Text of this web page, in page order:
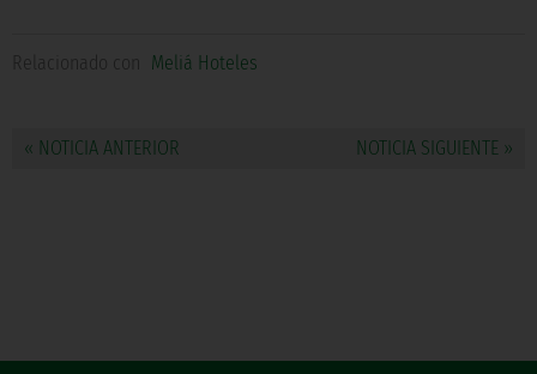
Relacionado con Meliá Hoteles
« NOTICIA ANTERIOR NOTICIA SIGUIENTE »